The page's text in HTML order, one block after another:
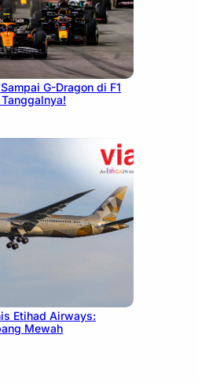
G-Dragon di F1
Etihad Airways:
Mewah